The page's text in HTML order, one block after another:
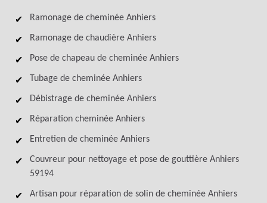
Ramonage de cheminée Anhiers
Ramonage de chaudière Anhiers
Pose de chapeau de cheminée Anhiers
Tubage de cheminée Anhiers
Débistrage de cheminée Anhiers
Réparation cheminée Anhiers
Entretien de cheminée Anhiers
Couvreur pour nettoyage et pose de gouttière Anhiers
59194
Artisan pour réparation de solin de cheminée Anhiers